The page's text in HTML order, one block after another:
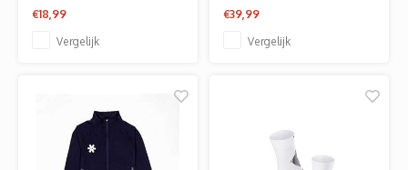
€18,99
Vergelijk
(100% polyester TTS) is perfect
geschikt voor training en
competitie. De broek bevat een
€39,99
Vergelijk